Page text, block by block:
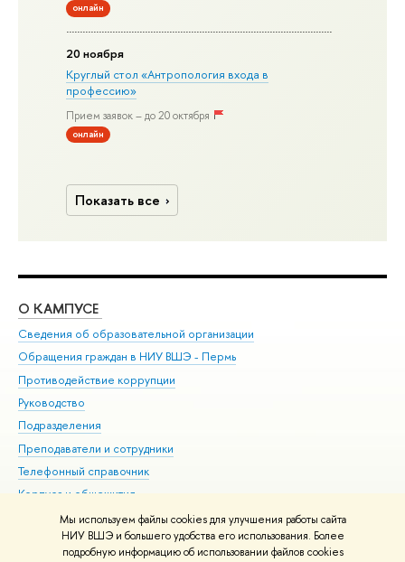
Мы используем файлы cookies для улучшения работы сайта
НИУ ВШЭ и большего удобства его использования. Более
подробную информацию об использовании файлов cookies
онлайн
20 ноября
Круглый стол «Антропология входа в
профессию»
Прием заявок – до 20 октября
онлайн
Показать все
О КАМПУСЕ
Сведения об образовательной организации
Обращения граждан в НИУ ВШЭ - Пермь
Противодействие коррупции
Руководство
Подразделения
Преподаватели и сотрудники
Телефонный справочник
Корпуса и общежития
ВШЭ для студентов с ограниченными возможностями
здоровья и инвалидностью
Единая платежная страница